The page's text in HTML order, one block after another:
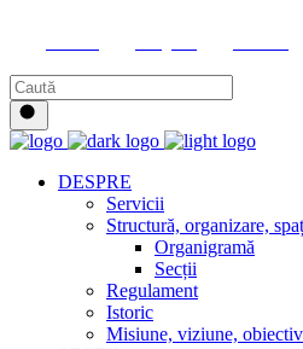
DESPRE
Servicii
Structură, organizare,
Organigramă
Secții
Regulament
Istoric
Misiune, viziune,